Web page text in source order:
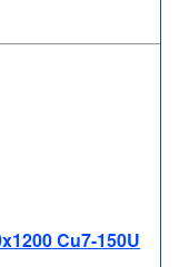
Cu7-150U